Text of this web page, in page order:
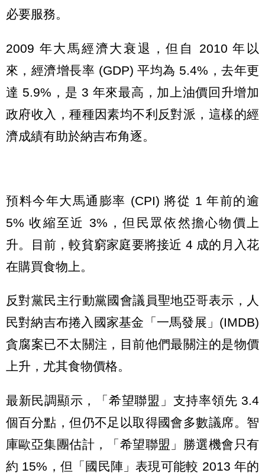
必要服務。
2009 年大馬經濟大衰退，但自 2010 年以
來，經濟增長率 (GDP) 平均為 5.4%，去年更
達 5.9%，是 3 年來最高，加上油價回升增加
政府收入，種種因素均不利反對派，這樣的經
濟成績有助於納吉布角逐。
預料今年大馬通膨率 (CPI) 將從 1 年前的逾
5% 收縮至近 3%，但民眾依然擔心物價上
升。目前，較貧窮家庭要將接近 4 成的月入花
在購買食物上。
反對黨民主行動黨國會議員聖地亞哥表示，人
民對納吉布捲入國家基金「一馬發展」(IMDB)
貪腐案已不太關注，目前他們最關注的是物價
上升，尤其食物價格。
最新民調顯示，「希望聯盟」支持率領先 3.4
個百分點，但仍不足以取得國會多數議席。智
庫歐亞集團估計，「希望聯盟」勝選機會只有
約 15%，但「國民陣」表現可能較 2013 年的